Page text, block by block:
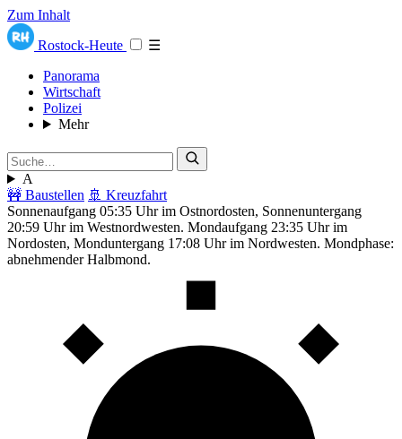
Zum Inhalt
Rostock-Heute
☰
Panorama
Wirtschaft
Polizei
Mehr
A
🚧 Baustellen 🚢 Kreuzfahrt
Sonnenaufgang 05:35 Uhr im Ostnordosten, Sonnenuntergang
20:59 Uhr im Westnordwesten. Mondaufgang 23:35 Uhr im
Nordosten, Monduntergang 17:08 Uhr im Nordwesten. Mondphase:
abnehmender Halbmond.